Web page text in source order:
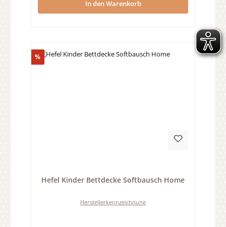
In den Warenkorb
%Rabatt
Hefel Kinder Bettdecke Softbausch Home
Herstellerkennzeichnung